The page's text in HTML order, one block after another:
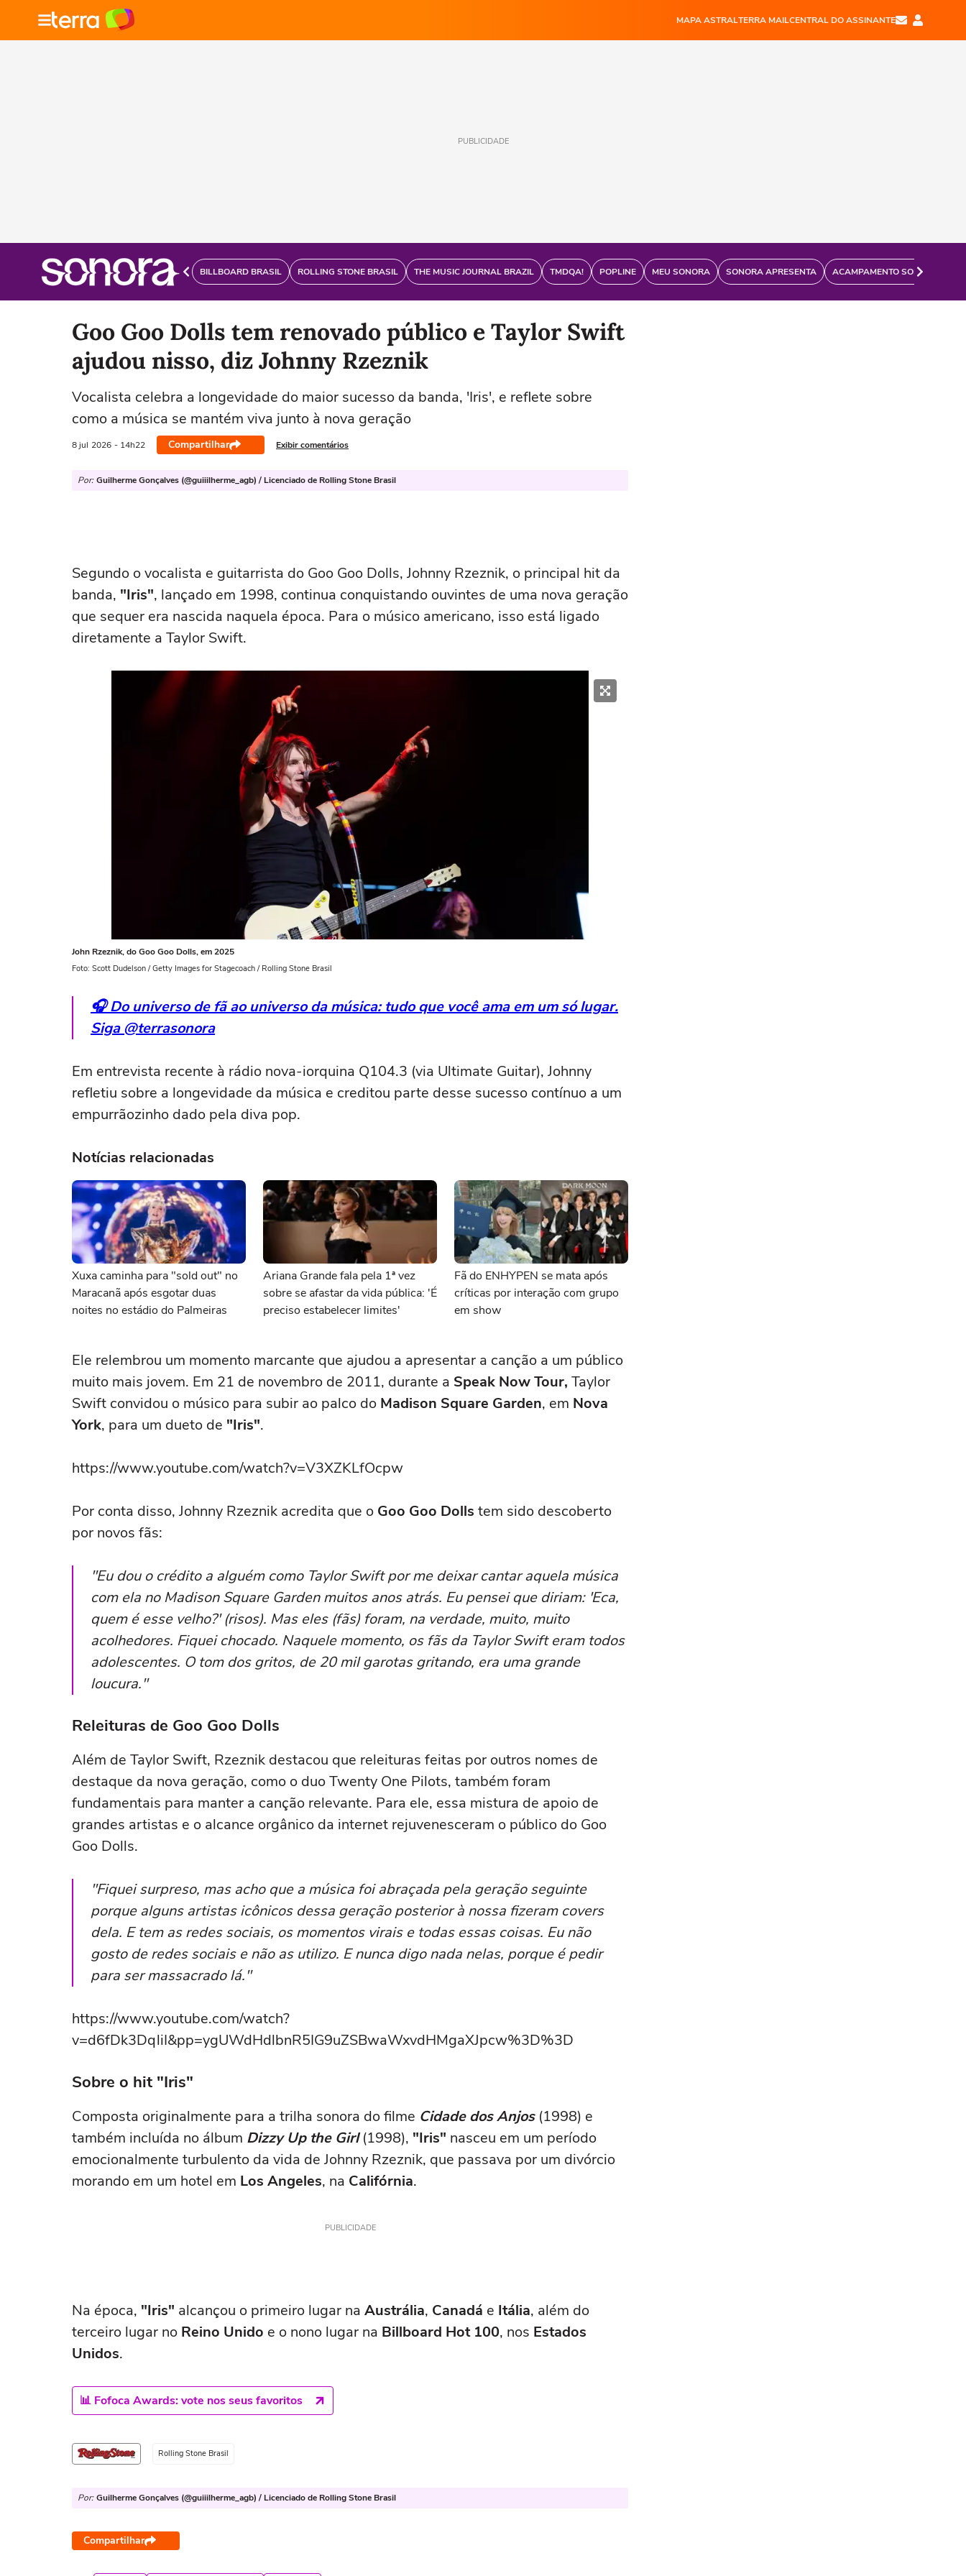
MAPA ASTRALTERRA MAILCENTRAL DO ASSINANTE
PUBLICIDADE
BILLBOARD BRASIL ROLLING STONE BRASIL THE MUSIC JOURNAL BRAZIL TMDQA! POPLINE MEU SONORA SONORA APRESENTA ACAMPAMENTO SONORA
Goo Goo Dolls tem renovado público e Taylor Swift
ajudou nisso, diz Johnny Rzeznik
Vocalista celebra a longevidade do maior sucesso da banda, 'Iris', e reflete sobre
como a música se mantém viva junto à nova geração
8 jul 2026 - 14h22 Compartilhar Exibir comentários
Por: Guilherme Gonçalves (@guiiilherme_agb) / Licenciado de Rolling Stone Brasil
Segundo o vocalista e guitarrista do Goo Goo Dolls, Johnny Rzeznik, o principal hit da
banda, "Iris", lançado em 1998, continua conquistando ouvintes de uma nova geração
que sequer era nascida naquela época. Para o músico americano, isso está ligado
diretamente a Taylor Swift.
John Rzeznik, do Goo Goo Dolls, em 2025
Foto: Scott Dudelson / Getty Images for Stagecoach / Rolling Stone Brasil
🎧 Do universo de fã ao universo da música: tudo que você ama em um só lugar.
Siga @terrasonora
Em entrevista recente à rádio nova-iorquina Q104.3 (via Ultimate Guitar), Johnny
refletiu sobre a longevidade da música e creditou parte desse sucesso contínuo a um
empurrãozinho dado pela diva pop.
Notícias relacionadas
Xuxa caminha para "sold out" no
Maracanã após esgotar duas
noites no estádio do Palmeiras
Ariana Grande fala pela 1ª vez
sobre se afastar da vida pública: 'É
preciso estabelecer limites'
Fã do ENHYPEN se mata após
críticas por interação com grupo
em show
Ele relembrou um momento marcante que ajudou a apresentar a canção a um público
muito mais jovem. Em 21 de novembro de 2011, durante a Speak Now Tour, Taylor
Swift convidou o músico para subir ao palco do Madison Square Garden, em Nova
York, para um dueto de "Iris".
https://www.youtube.com/watch?v=V3XZKLfOcpw
Por conta disso, Johnny Rzeznik acredita que o Goo Goo Dolls tem sido descoberto
por novos fãs:
"Eu dou o crédito a alguém como Taylor Swift por me deixar cantar aquela música
com ela no Madison Square Garden muitos anos atrás. Eu pensei que diriam: 'Eca,
quem é esse velho?' (risos). Mas eles (fãs) foram, na verdade, muito, muito
acolhedores. Fiquei chocado. Naquele momento, os fãs da Taylor Swift eram todos
adolescentes. O tom dos gritos, de 20 mil garotas gritando, era uma grande
loucura."
Releituras de Goo Goo Dolls
Além de Taylor Swift, Rzeznik destacou que releituras feitas por outros nomes de
destaque da nova geração, como o duo Twenty One Pilots, também foram
fundamentais para manter a canção relevante. Para ele, essa mistura de apoio de
grandes artistas e o alcance orgânico da internet rejuvenesceram o público do Goo
Goo Dolls.
"Fiquei surpreso, mas acho que a música foi abraçada pela geração seguinte
porque alguns artistas icônicos dessa geração posterior à nossa fizeram covers
dela. E tem as redes sociais, os momentos virais e todas essas coisas. Eu não
gosto de redes sociais e não as utilizo. E nunca digo nada nelas, porque é pedir
para ser massacrado lá."
https://www.youtube.com/watch?
v=d6fDk3DqliI&pp=ygUWdHdlbnR5IG9uZSBwaWxvdHMgaXJpcw%3D%3D
Sobre o hit "Iris"
Composta originalmente para a trilha sonora do filme Cidade dos Anjos(1998) e
também incluída no álbum Dizzy Up the Girl(1998), "Iris" nasceu em um período
emocionalmente turbulento da vida de Johnny Rzeznik, que passava por um divórcio
morando em um hotel em Los Angeles, na Califórnia.
PUBLICIDADE
Na época, "Iris" alcançou o primeiro lugar na Austrália, Canadá e Itália, além do
terceiro lugar no Reino Unido e o nono lugar na Billboard Hot 100, nos Estados
Unidos.
📊 Fofoca Awards: vote nos seus favoritos
Rolling Stone Brasil
Por: Guilherme Gonçalves (@guiiilherme_agb) / Licenciado de Rolling Stone Brasil
Compartilhar